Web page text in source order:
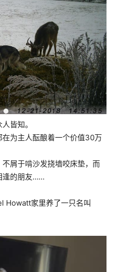
皆知。
为主人酝酿着一个价值30万
屑于啃沙发挠墙咬床垫，而
逢的朋友……
Howatt家里养了一只名叫